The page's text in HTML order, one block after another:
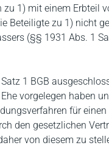
1) mit einem Erbteil
Beteiligte zu 1) nicht
(§§ 1931 Abs. 1
1 BGB
vorgelegen haben
für
den gesetzlichen
von diesem zu